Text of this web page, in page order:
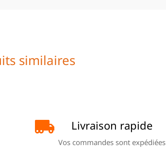
similaires
Livraison rapide
Vos commandes sont expédiées